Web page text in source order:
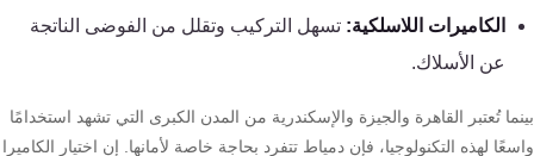
الكاميرات اللاسلكية:تسهل التركيب وتقلل من الفوضى الناتجة
عن الأسلاك.
تُعتبر القاهرة والجيزة والإسكندرية من المدن الكبرى التي تشهد استخدامًا
لهذه التكنولوجيا، فإن دمياط تتفرد بحاجة خاصة لأمانها. إن اختيار الكاميرا